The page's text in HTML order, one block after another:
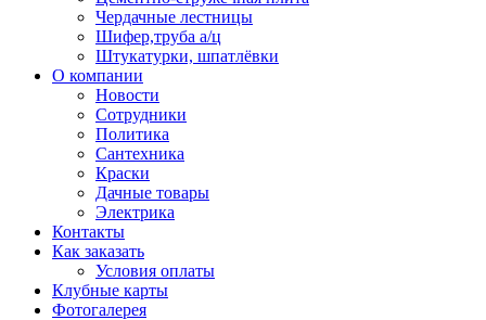
Чердачные лестницы
Шифер,труба а/ц
Штукатурки, шпатлёвки
О компании
Новости
Сотрудники
Политика
Сантехника
Краски
Дачные товары
Электрика
Контакты
Как заказать
Условия оплаты
Клубные карты
Фотогалерея